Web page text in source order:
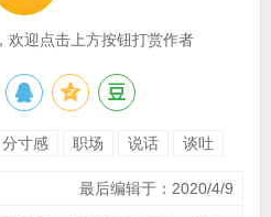
欢迎点击上方按钮打赏作者
分寸感 职场 说话 谈吐
最后编辑于：2020/4/9